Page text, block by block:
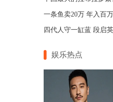
娱乐热点